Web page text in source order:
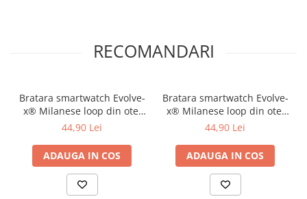
RECOMANDARI
Bratara smartwatch Evolve-
x® Milanese loop din otel
inoxidabil, 22mm, sistem
44,90 Lei
ADAUGA IN COS
Bratara smartwatch Evolve-
x® Milanese loop din otel
inoxidabil, 22mm, sistem
44,90 Lei
ADAUGA IN COS